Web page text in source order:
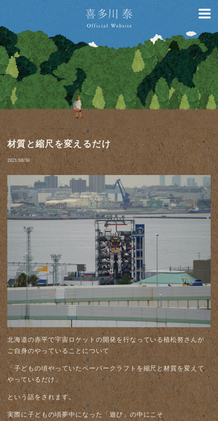
材質と縮尺を変えるだけ
2021/08/30
北海道の赤平で宇宙ロケットの開発を行なっている植松努さんが
ご自身のやっていることについて
「子どもの頃やっていたペーパークラフトを縮尺と材質を変えて
やっているだけ」
という話をされます。
実際に子どもの頃夢中になった「遊び」の中にこそ